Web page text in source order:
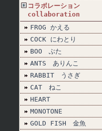
コラボレーション
collaboration
FROG かえる
COCK にわとり
BOO ぶた
ANTS ありんこ
RABBIT うさぎ
CAT ねこ
HEART
MONOTONE
GOLD FISH 金魚